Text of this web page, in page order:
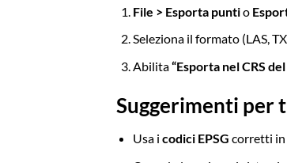
File > Esporta puntio
Seleziona il formato (LAS,
Abilita“Esporta nel CRS
Suggerimenti per
Usa i codici EPSG corretti in